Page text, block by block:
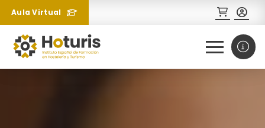
Aula Virtual